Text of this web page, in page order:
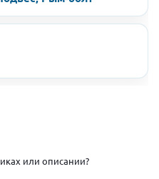
или описании?